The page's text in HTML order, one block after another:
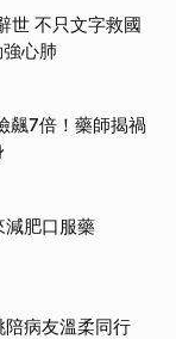
世 不只文字救國
心肺
飆7倍！藥師揭禍
減肥口服藥
病友溫柔同行